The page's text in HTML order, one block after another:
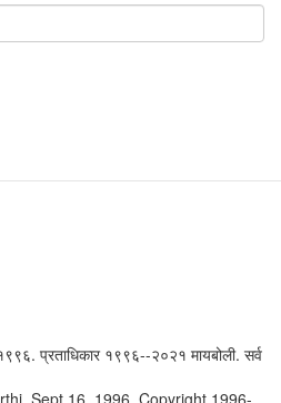
प्रताधिकार १९९६--२०२१ मायबोली. सर्व
Sept 16, 1996. Copyright 1996-